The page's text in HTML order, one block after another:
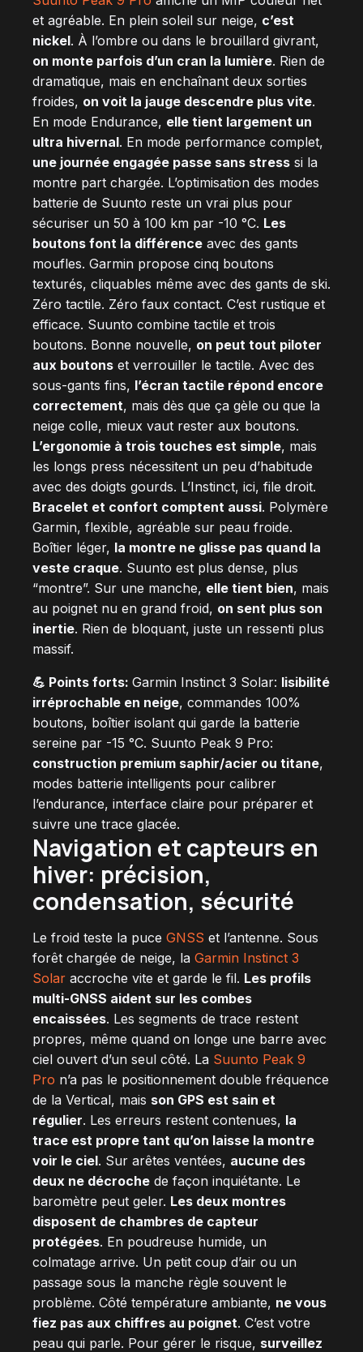
et agréable. En plein soleil sur neige, c’est
nickel. À l’ombre ou dans le brouillard givrant,
on monte parfois d’un cran la lumière. Rien de
dramatique, mais en enchaînant deux sorties
froides, on voit la jauge descendre plus vite.
En mode Endurance, elle tient largement un
ultra hivernal. En mode performance complet,
une journée engagée passe sans stress si la
montre part chargée. L’optimisation des modes
batterie de Suunto reste un vrai plus pour
sécuriser un 50 à 100 km par -10 °C. Les
boutons font la différence avec des gants
moufles. Garmin propose cinq boutons
texturés, cliquables même avec des gants de ski.
Zéro tactile. Zéro faux contact. C’est rustique et
efficace. Suunto combine tactile et trois
boutons. Bonne nouvelle, on peut tout piloter
aux boutons et verrouiller le tactile. Avec des
sous-gants fins, l’écran tactile répond encore
correctement, mais dès que ça gèle ou que la
neige colle, mieux vaut rester aux boutons.
L’ergonomie à trois touches est simple, mais
les longs press nécessitent un peu d’habitude
avec des doigts gourds. L’Instinct, ici, file droit.
Bracelet et confort comptent aussi. Polymère
Garmin, flexible, agréable sur peau froide.
Boîtier léger, la montre ne glisse pas quand la
veste craque. Suunto est plus dense, plus
“montre”. Sur une manche, elle tient bien, mais
au poignet nu en grand froid, on sent plus son
inertie. Rien de bloquant, juste un ressenti plus
massif.
💪 Points forts: Garmin Instinct 3 Solar: lisibilité
irréprochable en neige, commandes 100%
boutons, boîtier isolant qui garde la batterie
sereine par -15 °C. Suunto Peak 9 Pro:
construction premium saphir/acier ou titane,
modes batterie intelligents pour calibrer
l’endurance, interface claire pour préparer et
suivre une trace glacée.
Navigation et capteurs en
hiver: précision,
condensation, sécurité
Le froid teste la puce GNSS et l’antenne. Sous
forêt chargée de neige, la Garmin Instinct 3
Solar accroche vite et garde le fil. Les profils
multi-GNSS aident sur les combes
encaissées. Les segments de trace restent
propres, même quand on longe une barre avec
ciel ouvert d’un seul côté. La Suunto Peak 9
Pro n’a pas le positionnement double fréquence
de la Vertical, mais son GPS est sain et
régulier. Les erreurs restent contenues, la
trace est propre tant qu’on laisse la montre
voir le ciel. Sur arêtes ventées, aucune des
deux ne décroche de façon inquiétante. Le
baromètre peut geler. Les deux montres
disposent de chambres de capteur
protégées. En poudreuse humide, un
colmatage arrive. Un petit coup d’air ou un
passage sous la manche règle souvent le
problème. Côté température ambiante, ne vous
fiez pas aux chiffres au poignet. C’est votre
peau qui parle. Pour gérer le risque, surveillez